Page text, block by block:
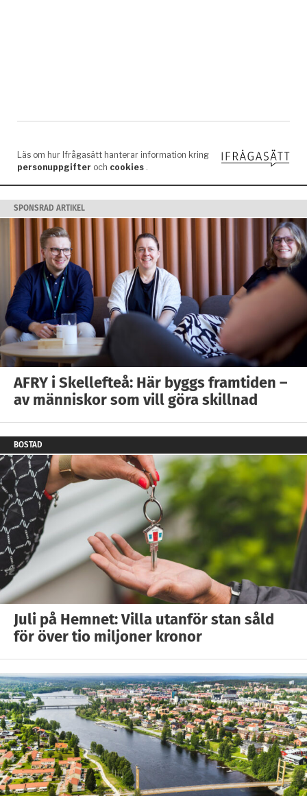
SPONSRAD ARTIKEL
AFRY i Skellefteå: Här byggs framtiden –
av människor som vill göra skillnad
BOSTAD
Juli på Hemnet: Villa utanför stan såld
för över tio miljoner kronor